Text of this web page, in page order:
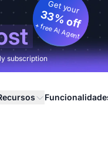
Get your
33% off
+ free AI Agent
subscription